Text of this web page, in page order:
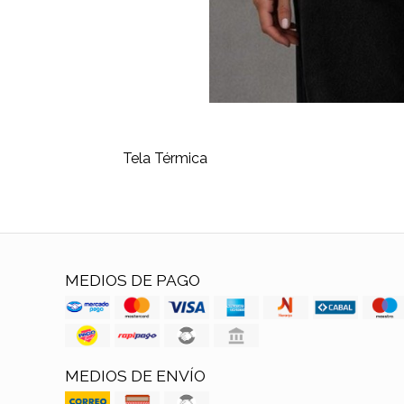
Tela Térmica
MEDIOS DE PAGO
MEDIOS DE ENVÍO